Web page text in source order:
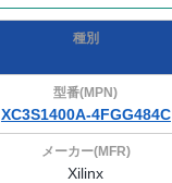
XC3S1400A-4FGG484C
Xilinx